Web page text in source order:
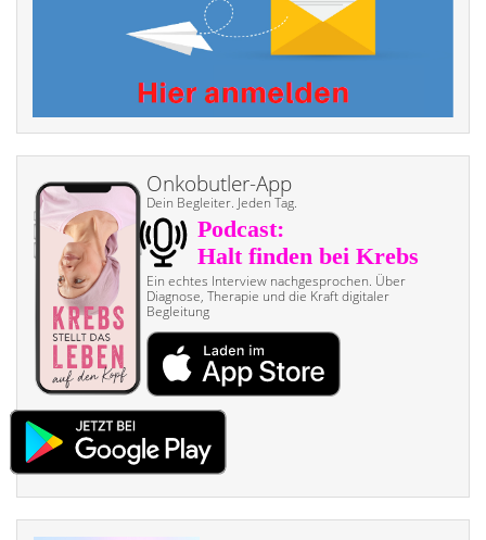
Onkobutler-App
Dein Begleiter. Jeden Tag.
Ein echtes Interview nach­gesprochen. Über
Diagnose, Therapie und die Kraft digitaler
Begleitung